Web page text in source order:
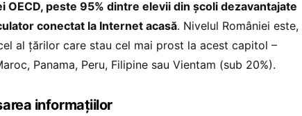
OECD, peste 95% dintre elevii din școli dezavantajate
conectat la Internet acasă. Nivelul României este,
al țărilor care stau cel mai prost la acest capitol –
Panama, Peru, Filipine sau Vientam (sub 20%).
informațiilor